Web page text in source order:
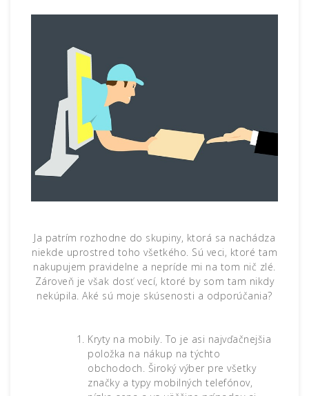
Ja patrím rozhodne do skupiny, ktorá sa nachádza
niekde uprostred toho všetkého. Sú veci, ktoré tam
nakupujem pravidelne a nepríde mi na tom nič zlé.
Zároveň je však dosť vecí, ktoré by som tam nikdy
nekúpila. Aké sú moje skúsenosti a odporúčania?
Kryty na mobily. To je asi najvďačnejšia
položka na nákup na týchto
obchodoch. Široký výber pre všetky
značky a typy mobilných telefónov,